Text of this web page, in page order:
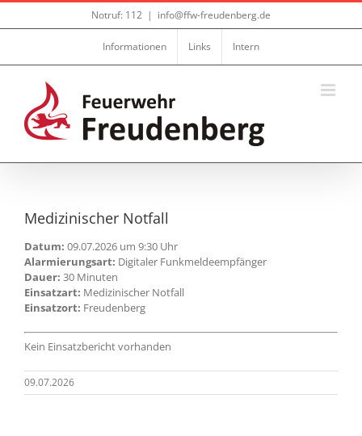
Zum
Notruf: 112 | info@ffw-freudenberg.de
Informationen Links Intern
Medizinischer Notfall
Datum: 09.07.2026 um 9:30 Uhr
Alarmierungsart: Digitaler Funkmeldeempfänger
Dauer: 30 Minuten
Einsatzart: Medizinischer Notfall
Einsatzort: Freudenberg
Kein Einsatzbericht vorhanden
09.07.2026